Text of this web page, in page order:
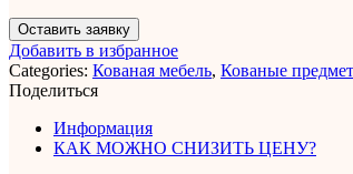
Оставить заявку
Добавить в избранное
Categories: Кованая мебель, Кованые
Поделиться
Информация
КАК МОЖНО СНИЗИТЬ ЦЕНУ?